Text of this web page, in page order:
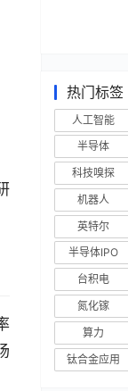
热门标签
人工智能
半导体
科技嗅探
机器人
英特尔
半导体IPO
台积电
氮化镓
算力
钛合金应用